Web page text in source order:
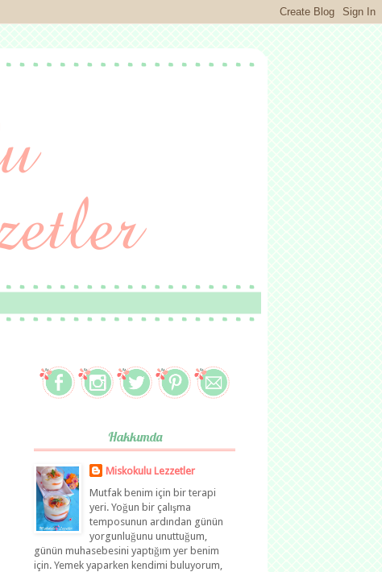
Hakkımda
Miskokulu Lezzetler
Mutfak benim için bir terapi
yeri. Yoğun bir çalışma
temposunun ardından günün
yorgunluğunu unuttuğum,
günün muhasebesini yaptığım yer benim
için. Yemek yaparken kendimi buluyorum,